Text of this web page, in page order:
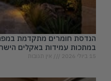
הנדסת חומרים מתקדמת
במתכות עמידות באקלים
15 ביולי 2026 אין תגובות